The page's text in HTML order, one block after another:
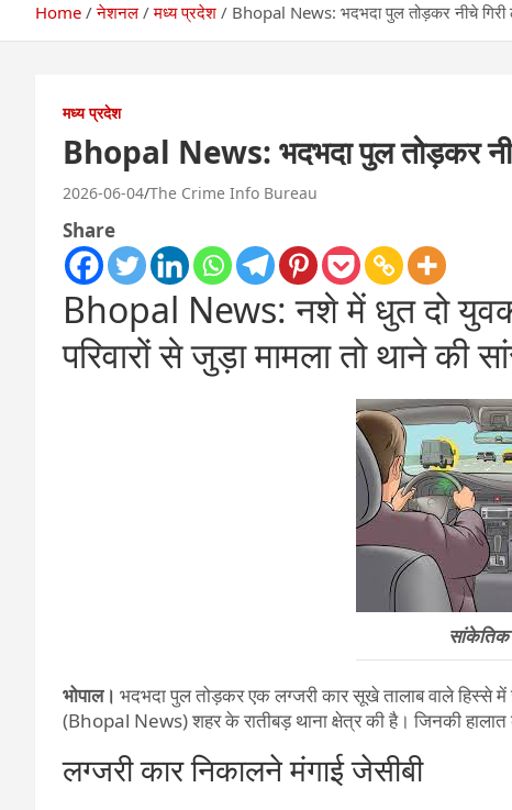
Home नेशनल मध्य प्रदेश Bhopal News: भदभदा पुल तोड़कर नीचे गिरी
मध्य प्रदेश
Bhopal News: भदभदा पुल तोड़कर
2026-06-04 The Crime Info Bureau
Share
Bhopal News: नशे में धुत दो
परिवारों से जुड़ा मामला तो थाने की
सांकेतिक
भोपाल। भदभदा पुल तोड़कर एक लग्जरी कार सूखे तालाब वाले हिस्से
(Bhopal News) शहर के रातीबड़ थाना क्षेत्र की है। जिनकी
लग्जरी कार निकालने मंगाई जेसीबी